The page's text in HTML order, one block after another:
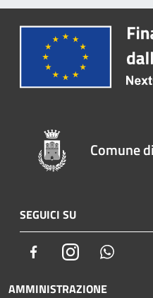
Comune
SEGUICI SU
FacebookInstagram
AMMINISTRAZIONE